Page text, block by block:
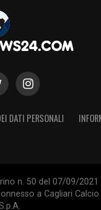
DATI PERSONALI
n. 50 del 07/09/
a Cagliari